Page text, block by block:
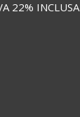
22% INCLUSA